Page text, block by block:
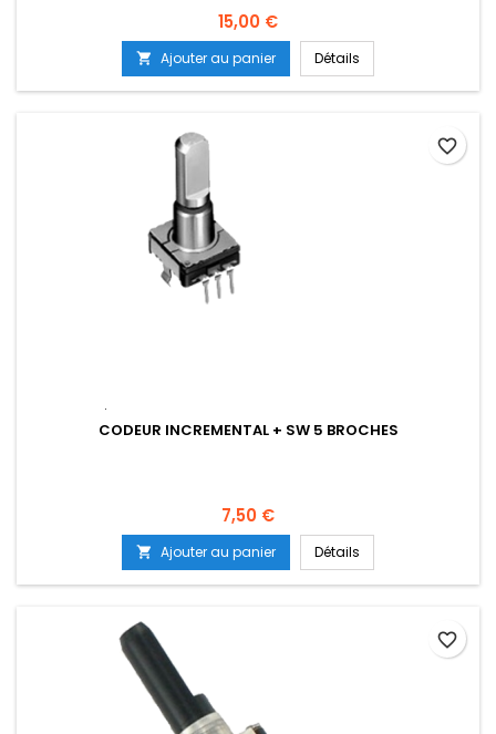
Prix
15,00 €
 Ajouter au panier Détails
CODEUR INCREMENTAL + SW 5 BROCHES
Prix
7,50 €
 Ajouter au panier Détails
favorite_border
favorite_border